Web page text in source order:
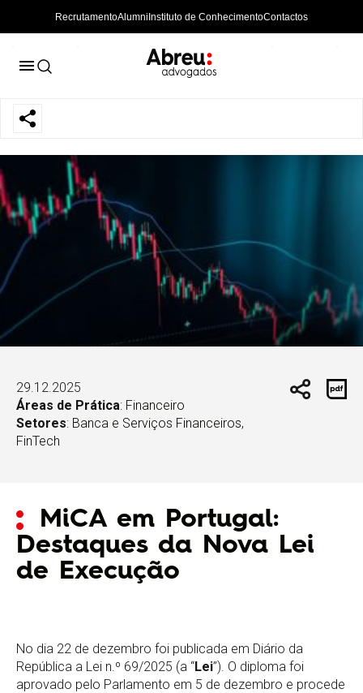
RecrutamentoAlumni Instituto de ConhecimentoContactos
29.12.2025
Áreas de Prática: Financeiro
Setores: Banca e Serviços Financeiros,
FinTech
MiCA em Portugal:
Destaques da Nova Lei
de Execução
No dia 22 de dezembro foi publicada em Diário da
República a Lei n.º 69/2025 (a “Lei”). O diploma foi
aprovado pelo Parlamento em 5 de dezembro e procede